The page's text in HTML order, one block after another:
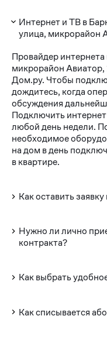
Интернет и ТВ в
улица, микрорайон
Провайдер
микрорайон
Дом.ру. Чтобы
дождитесь, когда
обсуждения
Подключить
любой день недели.
необходимое
на дом в день
в квартире.
Как оставить
Нужно ли лично
контракта?
Как выбрать
Как списывается